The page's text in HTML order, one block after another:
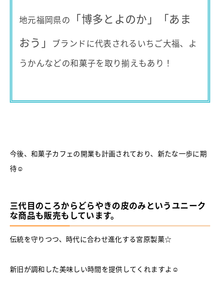
地元福岡県の
「博多とよのか」「あま
おう」
ブランドに代表されるいちご大福、よ
うかんなどの和菓子を取り揃えもあり！
今後、和菓子カフェの開業も計画されており、新たな一歩に期
待☺
三代目のころからどらやきの皮のみというユニーク
な商品も販売もしています。
伝統を守りつつ、時代に合わせ進化する宮原製菓☆
新旧が調和した美味しい時間を提供してくれますよ☺